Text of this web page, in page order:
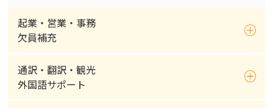
起業・営業・事務
欠員補充
通訳・翻訳・観光
外国語サポート